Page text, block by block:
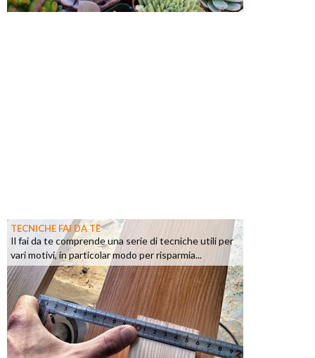
TECNICHE FAI DA TE
Il fai da te comprende una serie di tecniche utili per
vari motivi, in particolar modo per risparmia...